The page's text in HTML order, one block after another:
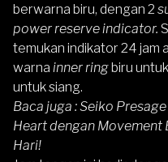
berwarna biru, dengan 2
power reserve indicator.
temukan indikator 24 jam
warna inner ringbiru
untuk siang.
Baca juga :Seiko
Heart dengan Movement
Hari!